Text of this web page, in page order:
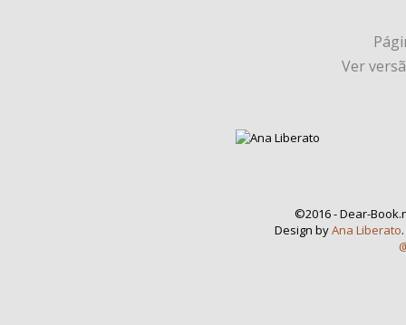
Ver
©2016 - Dear-
Design byAna Liberato